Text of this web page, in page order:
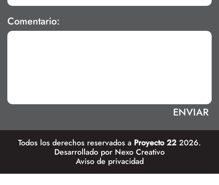
Comentario:
Todos los derechos reservados a Proyecto 22 2026.
Desarrollado por Nexo Creativo
Aviso de privacidad